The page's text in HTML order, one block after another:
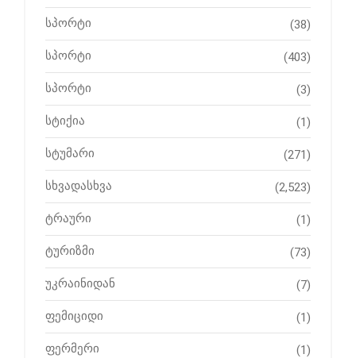
სპორტი (38)
სპორტი (403)
სპორტი (3)
სტიქია (1)
სტუმარი (271)
სხვადასხვა (2,523)
ტრაური (1)
ტურიზმი (73)
უკრაინიდან (7)
ფემიციდი (1)
ფერმერი (1)